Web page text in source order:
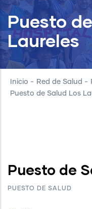
Puesto
Laureles
Inicio - Red de Salud -
Puesto de Salud Los
Puesto de
PUESTO DE SALUD